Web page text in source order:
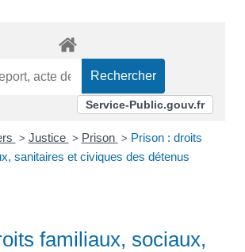
Service-Public.gouv.fr
> Justice > Prison > Prison : droits
sanitaires et civiques des détenus
familiaux, sociaux,